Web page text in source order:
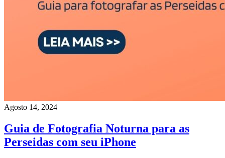
Agosto 14, 2024
Guia de Fotografia Noturna para as
Perseidas com seu iPhone